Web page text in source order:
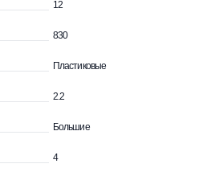
12
830
Пластиковые
2.2
Большие
4